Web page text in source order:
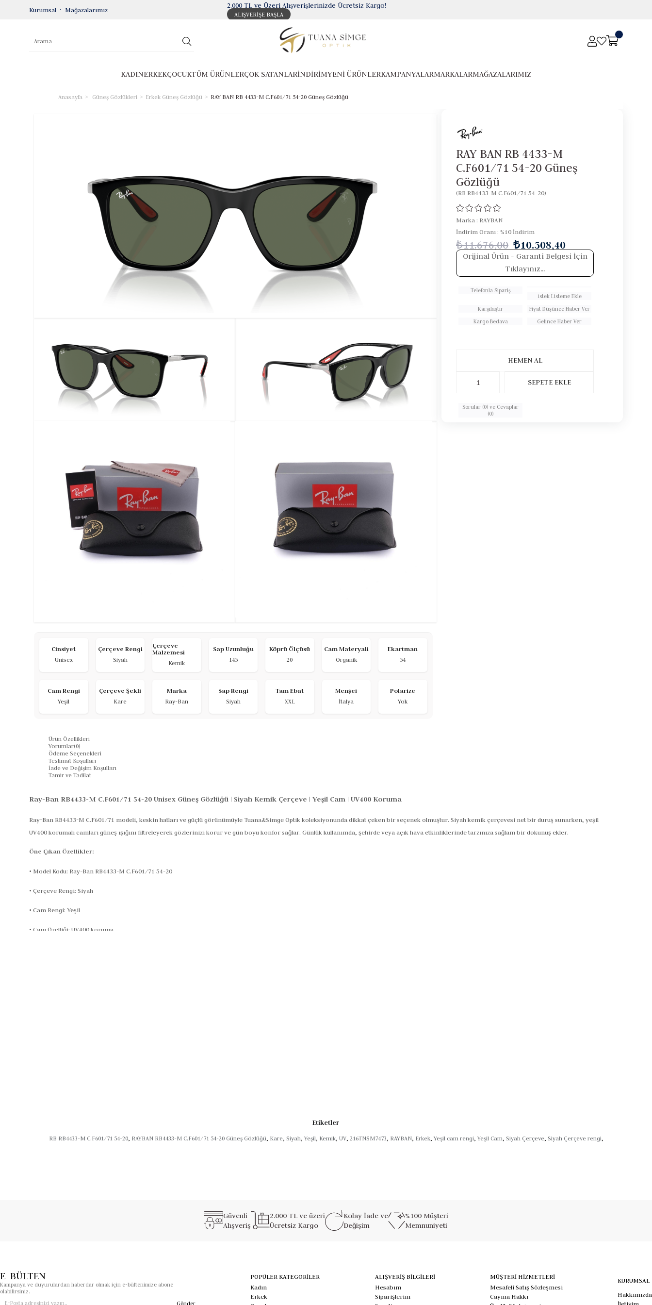
Kurumsal Mağazalarımız 2.000 TL ve Üzeri Alışverişlerinizde Ücretsiz Kargo!
ALIŞVERİŞE BAŞLA
KADINERKEKÇOCUKTÜM ÜRÜNLERÇOK SATANLARİNDİRİMYENİ ÜRÜNLERKAMPANYALARMARKALARMAĞAZALARIMIZ
Anasayfa Güneş Gözlükleri Erkek Güneş Gözlüğü RAY BAN RB 4433-M C.F601/71 54-20 Güneş Gözlüğü
Cinsiyet
Unisex
Çerçeve Rengi
Siyah
Çerçeve
Malzemesi
Kemik
Sap Uzunluğu
145
Köprü Ölçüsü
20
Cam Materyali
Organik
Ekartman
54
Cam Rengi
Yeşil
Çerçeve Şekli
Kare
Marka
Ray-Ban
Sap Rengi
Siyah
Tam Ebat
XXL
Menşei
İtalya
Polarize
Yok
RAY BAN RB 4433-M
C.F601/71 54-20 Güneş
Gözlüğü
(RB RB4433-M C.F601/71 54-20)
Marka : RAYBAN
İndirim Oranı : %10 İndirim
₺11.676,00 ₺10.508,40
Orijinal Ürün - Garanti Belgesi İçin
Tıklayınız...
Telefonla Sipariş
İstek Listeme Ekle
Karşılaştır
Fiyat Düşünce Haber Ver
Kargo Bedava
Gelince Haber Ver
Sorular (0) ve Cevaplar
(0)
Ürün Özellikleri
Yorumlar(0)
Ödeme Seçenekleri
Teslimat Koşulları
İade ve Değişim Koşulları
Tamir ve Tadilat
Ray-Ban RB4433-M C.F601/71 54-20 Unisex Güneş Gözlüğü | Siyah Kemik Çerçeve | Yeşil Cam | UV400 Koruma
Ray-Ban RB4433-M C.F601/71 modeli, keskin hatları ve güçlü görünümüyle Tuana&Simge Optik koleksiyonunda dikkat çeken bir seçenek olmuştur. Siyah kemik çerçevesi net bir duruş sunarken, yeşil
UV400 korumalı camları güneş ışığını filtreleyerek gözlerinizi korur ve gün boyu konfor sağlar. Günlük kullanımda, şehirde veya açık hava etkinliklerinde tarzınıza sağlam bir dokunuş ekler.
Öne Çıkan Özellikler:
• Model Kodu: Ray-Ban RB4433-M C.F601/71 54-20
• Çerçeve Rengi: Siyah
• Cam Rengi: Yeşil
• Cam Özelliği: UV400 koruma
Etiketler
RB RB4433-M C.F601/71 54-20, RAYBAN RB4433-M C.F601/71 54-20 Güneş Gözlüğü, Kare, Siyah, Yeşil, Kemik, UV, 216TNSM7473, RAYBAN, Erkek, Yeşil cam rengi, Yeşil Cam, Siyah Çerçeve, Siyah Çerçeve rengi,
Güvenli
Alışveriş
2.000 TL ve üzeri
Ücretsiz Kargo
Kolay İade ve
Değişim
%100 Müşteri
Memnuniyeti
E_BÜLTEN
Kampanya ve duyurulardan haberdar olmak için e-bültenimize abone
olabilirsiniz.
Gönder
POPÜLER KATEGORİLER
Kadın
Erkek
ALIŞVERİŞ BİLGİLERİ
Hesabım
Siparişlerim
MÜŞTERİ HİZMETLERİ
Mesafeli Satış Sözleşmesi
Cayma Hakkı
KURUMSAL
Hakkımızda